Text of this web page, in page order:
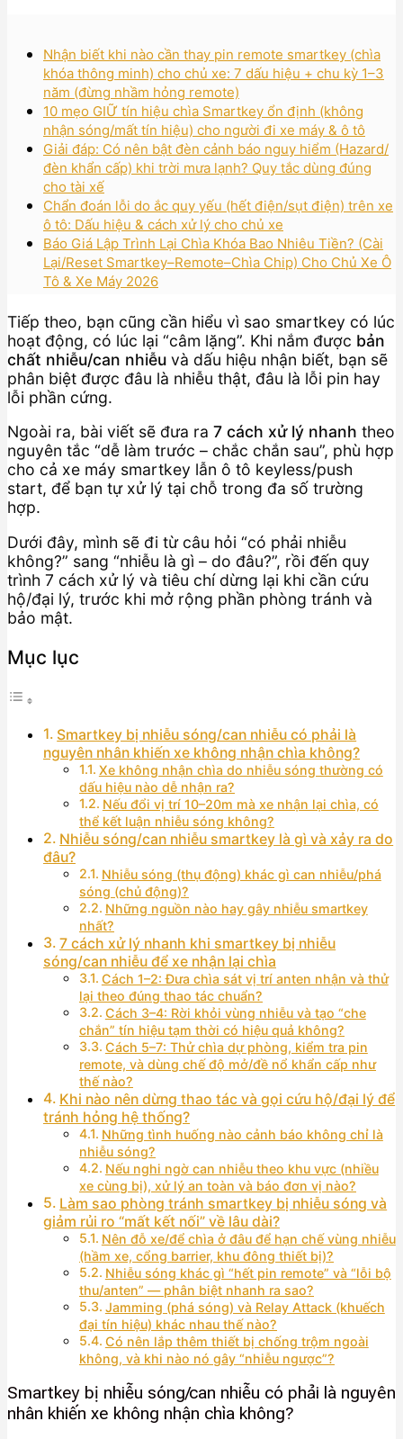
Nhận biết khi nào cần thay pin remote smartkey (chìa
khóa thông minh) cho chủ xe: 7 dấu hiệu + chu kỳ 1–3
năm (đừng nhầm hỏng remote)
10 mẹo GIỮ tín hiệu chìa Smartkey ổn định (không
nhận sóng/mất tín hiệu) cho người đi xe máy & ô tô
Giải đáp: Có nên bật đèn cảnh báo nguy hiểm (Hazard/
đèn khẩn cấp) khi trời mưa lạnh? Quy tắc dùng đúng
cho tài xế
Chẩn đoán lỗi do ắc quy yếu (hết điện/sụt điện) trên xe
ô tô: Dấu hiệu & cách xử lý cho chủ xe
Báo Giá Lập Trình Lại Chìa Khóa Bao Nhiêu Tiền? (Cài
Lại/Reset Smartkey–Remote–Chìa Chip) Cho Chủ Xe Ô
Tô & Xe Máy 2026
Tiếp theo, bạn cũng cần hiểu vì sao smartkey có lúc
hoạt động, có lúc lại “câm lặng”. Khi nắm được bản
chất nhiễu/can nhiễu và dấu hiệu nhận biết, bạn sẽ
phân biệt được đâu là nhiễu thật, đâu là lỗi pin hay
lỗi phần cứng.
Ngoài ra, bài viết sẽ đưa ra 7 cách xử lý nhanh theo
nguyên tắc “dễ làm trước – chắc chắn sau”, phù hợp
cho cả xe máy smartkey lẫn ô tô keyless/push
start, để bạn tự xử lý tại chỗ trong đa số trường
hợp.
Dưới đây, mình sẽ đi từ câu hỏi “có phải nhiễu
không?” sang “nhiễu là gì – do đâu?”, rồi đến quy
trình 7 cách xử lý và tiêu chí dừng lại khi cần cứu
hộ/đại lý, trước khi mở rộng phần phòng tránh và
bảo mật.
Mục lục
Smartkey bị nhiễu sóng/can nhiễu có phải là
nguyên nhân khiến xe không nhận chìa không?
Xe không nhận chìa do nhiễu sóng thường có
dấu hiệu nào dễ nhận ra?
Nếu đổi vị trí 10–20m mà xe nhận lại chìa, có
thể kết luận nhiễu sóng không?
Nhiễu sóng/can nhiễu smartkey là gì và xảy ra do
đâu?
Nhiễu sóng (thụ động) khác gì can nhiễu/phá
sóng (chủ động)?
Những nguồn nào hay gây nhiễu smartkey
nhất?
7 cách xử lý nhanh khi smartkey bị nhiễu
sóng/can nhiễu để xe nhận lại chìa
Cách 1–2: Đưa chìa sát vị trí anten nhận và thử
lại theo đúng thao tác chuẩn?
Cách 3–4: Rời khỏi vùng nhiễu và tạo “che
chắn” tín hiệu tạm thời có hiệu quả không?
Cách 5–7: Thử chìa dự phòng, kiểm tra pin
remote, và dùng chế độ mở/đề nổ khẩn cấp như
thế nào?
Khi nào nên dừng thao tác và gọi cứu hộ/đại lý để
tránh hỏng hệ thống?
Những tình huống nào cảnh báo không chỉ là
nhiễu sóng?
Nếu nghi ngờ can nhiễu theo khu vực (nhiều
xe cùng bị), xử lý an toàn và báo đơn vị nào?
Làm sao phòng tránh smartkey bị nhiễu sóng và
giảm rủi ro “mất kết nối” về lâu dài?
Nên đỗ xe/để chìa ở đâu để hạn chế vùng nhiễu
(hầm xe, cổng barrier, khu đông thiết bị)?
Nhiễu sóng khác gì “hết pin remote” và “lỗi bộ
thu/anten” — phân biệt nhanh ra sao?
Jamming (phá sóng) và Relay Attack (khuếch
đại tín hiệu) khác nhau thế nào?
Có nên lắp thêm thiết bị chống trộm ngoài
không, và khi nào nó gây “nhiễu ngược”?
Smartkey bị nhiễu sóng/can nhiễu có phải là nguyên
nhân khiến xe không nhận chìa không?